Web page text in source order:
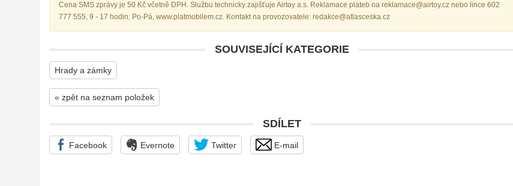
Cena SMS zprávy je 50 Kč včetně DPH. Službu technicky zajišťuje Airtoy a.s. Reklamace plateb na reklamace@airtoy.cz nebo lince 602
777 555, 9 - 17 hodin, Po-Pá, www.platmobilem.cz. Kontakt na provozovatele: redakce@atlasceska.cz
SOUVISEJÍCÍ KATEGORIE
Hrady a zámky
« zpět na seznam položek
SDÍLET
Facebook Evernote Twitter E-mail